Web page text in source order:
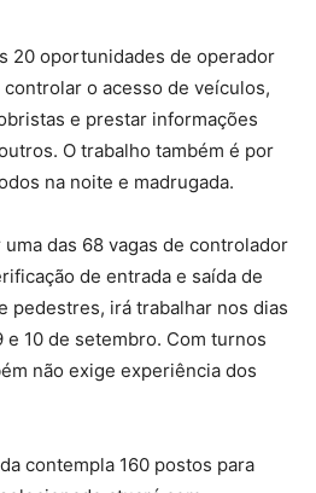
20 oportunidades de operador
o acesso de veículos,
e prestar informações
O trabalho também é por
na noite e madrugada.
das 68 vagas de controlador
de entrada e saída de
pedestres, irá trabalhar nos dias
e 10 de setembro. Com turnos
não exige experiência dos
contempla 160 postos para